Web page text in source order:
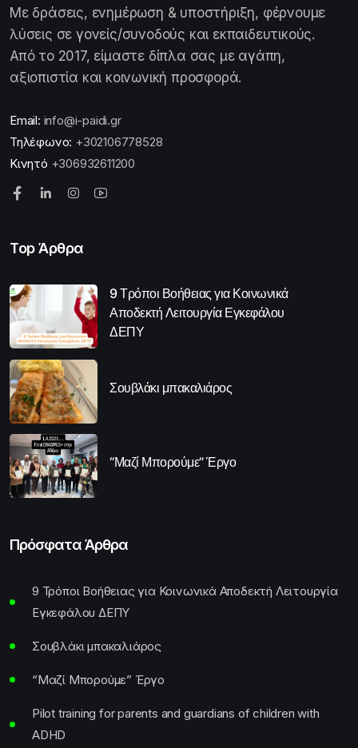
Με δράσεις, ενημέρωση & υποστήριξη, φέρνουμε
λύσεις σε γονείς/συνοδούς και εκπαιδευτικούς.
Από το 2017, είμαστε δίπλα σας με αγάπη,
αξιοπιστία και κοινωνική προσφορά.
Email: info@i-paidi.gr
Τηλέφωνο: +302106778528
Κινητό +306932611200
Top Άρθρα
9 Τρόποι Βοήθειας για Κοινωνικά
Αποδεκτή Λειτουργία Εγκεφάλου
ΔΕΠΥ
Σουβλάκι μπακαλιάρος
“Μαζί Μπορούμε” Έργο
Πρόσφατα Άρθρα
9 Τρόποι Βοήθειας για Κοινωνικά Αποδεκτή Λειτουργία
Εγκεφάλου ΔΕΠΥ
Σουβλάκι μπακαλιάρος
“Μαζί Μπορούμε” Έργο
Pilot training for parents and guardians of children with
ADHD